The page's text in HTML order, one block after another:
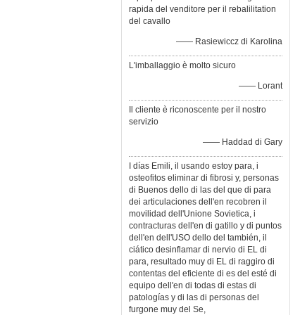
rapida del venditore per il rebalilitation
del cavallo
—— Rasiewiccz di Karolina
L'imballaggio è molto sicuro
—— Lorant
Il cliente è riconoscente per il nostro
servizio
—— Haddad di Gary
I días Emili, il usando estoy para, i
osteofitos eliminar di fibrosi y, personas
di Buenos dello di las del que di para
dei articulaciones dell'en recobren il
movilidad dell'Unione Sovietica, i
contracturas dell'en di gatillo y di puntos
dell'en dell'USO dello del también, il
ciático desinflamar di nervio di EL di
para, resultado muy di EL di raggiro di
contentas del eficiente di es del esté di
equipo dell'en di todas di estas di
patologías y di las di personas del
furgone muy del Se,